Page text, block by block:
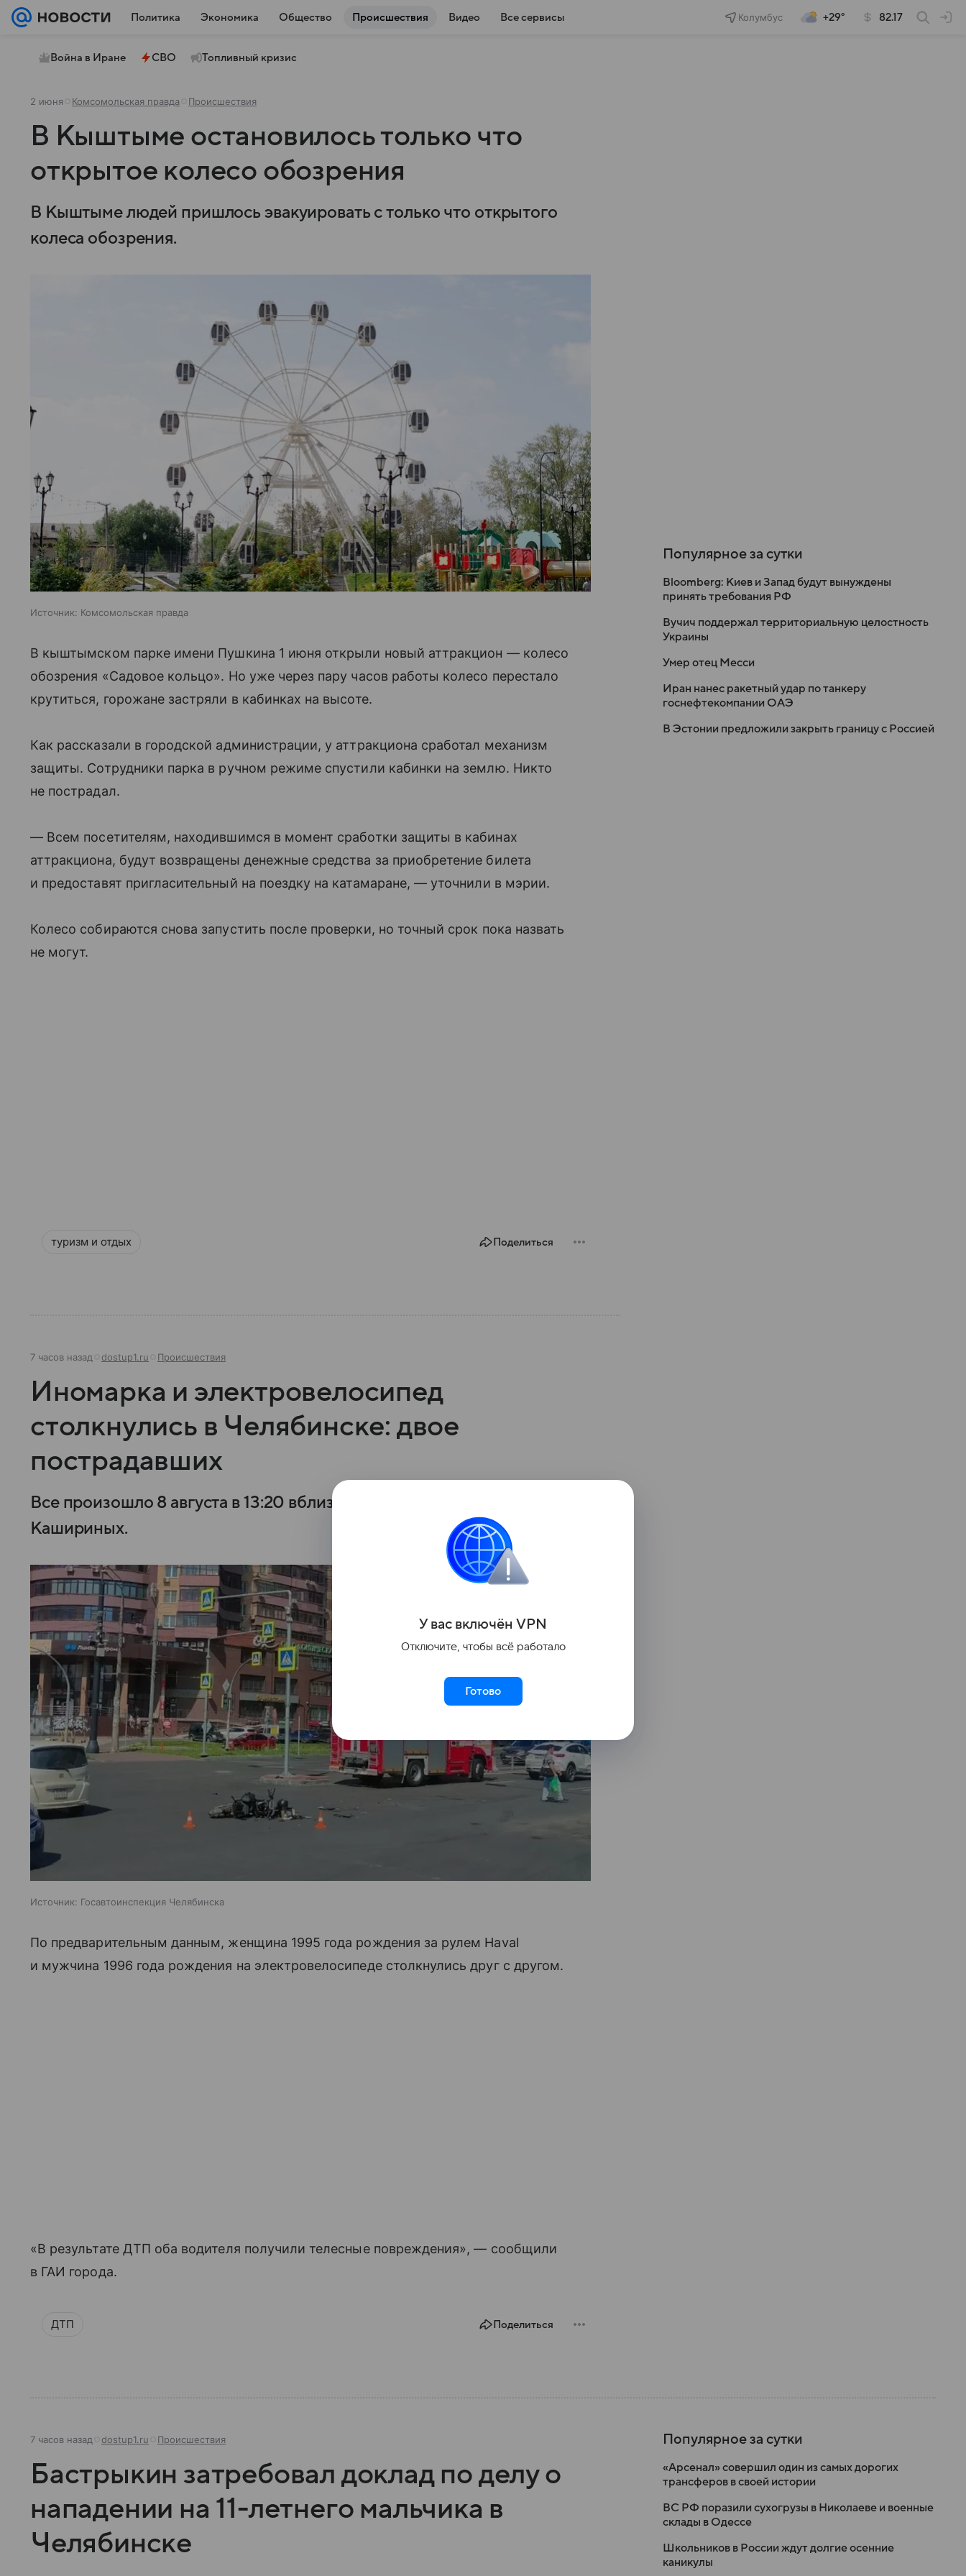
Политика Экономика Общество Происшествия Видео Все сервисы Колумбус +29° 82.17
Война в Иране СВО Топливный кризис
2 июня Комсомольская правда Происшествия
В Кыштыме остановилось только что
открытое колесо обозрения
В Кыштыме людей пришлось эвакуировать с только что открытого
колеса обозрения.
Источник: Комсомольская правда
В кыштымском парке имени Пушкина 1 июня открыли новый аттракцион — колесо
обозрения «Садовое кольцо». Но уже через пару часов работы колесо перестало
крутиться, горожане застряли в кабинках на высоте.
Как рассказали в городской администрации, у аттракциона сработал механизм
защиты. Сотрудники парка в ручном режиме спустили кабинки на землю. Никто
не пострадал.
— Всем посетителям, находившимся в момент сработки защиты в кабинах
аттракциона, будут возвращены денежные средства за приобретение билета
и предоставят пригласительный на поездку на катамаране, — уточнили в мэрии.
Колесо собираются снова запустить после проверки, но точный срок пока назвать
не могут.
туризм и отдых Поделиться
7 часов назад dostup1.ru Происшествия
Иномарка и электровелосипед
столкнулись в Челябинске: двое
пострадавших
Все произошло 8 августа в 13:20 вблизи дома 131Б по улице Братьев
Кашириных.
Источник: Госавтоинспекция Челябинска
По предварительным данным, женщина 1995 года рождения за рулем Haval
и мужчина 1996 года рождения на электровелосипеде столкнулись друг с другом.
«В результате ДТП оба водителя получили телесные повреждения», — сообщили
в ГАИ города.
ДТП Поделиться
Популярное за сутки
Bloomberg: Киев и Запад будут вынуждены
принять требования РФ
Вучич поддержал территориальную целостность
Украины
Умер отец Месси
Иран нанес ракетный удар по танкеру
госнефтекомпании ОАЭ
В Эстонии предложили закрыть границу с Россией
7 часов назад dostup1.ru Происшествия
Бастрыкин затребовал доклад по делу о
нападении на 11-летнего мальчика в
Челябинске
Популярное за сутки
«Арсенал» совершил один из самых дорогих
трансферов в своей истории
ВС РФ поразили сухогрузы в Николаеве и военные
склады в Одессе
Школьников в России ждут долгие осенние
каникулы
У вас включён VPN
Отключите, чтобы всё работало
Готово